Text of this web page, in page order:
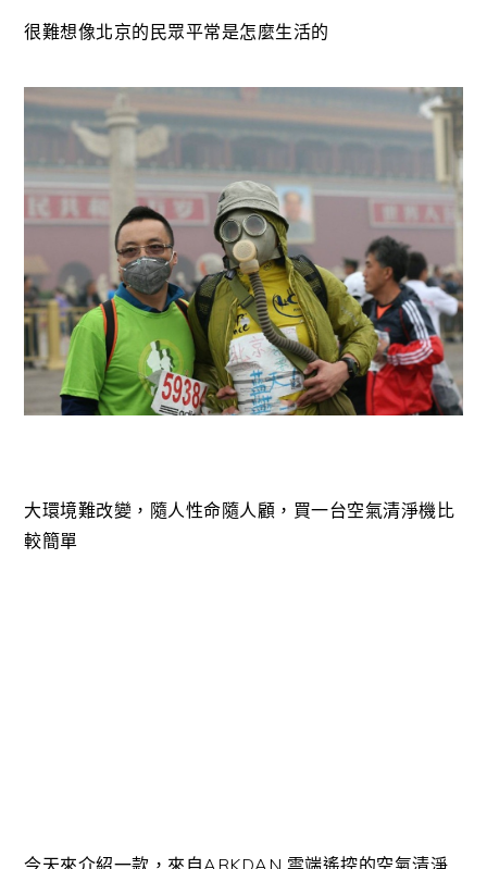
很難想像北京的民眾平常是怎麼生活的
大環境難改變，隨人性命隨人顧，買一台空氣清淨機比
較簡單